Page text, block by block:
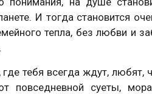
И тогда становится
тепла, без любви и
тебя всегда ждут, любят,
суеты,